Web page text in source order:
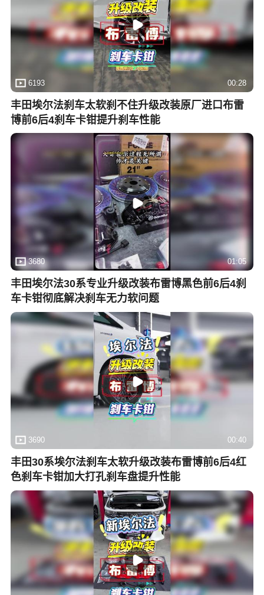
6193 00:28
丰田埃尔法刹车太软刹不住升级改装原厂进口布雷
博前6后4刹车卡钳提升刹车性能
3680 01:05
丰田埃尔法30系专业升级改装布雷博黑色前6后4刹
车卡钳彻底解决刹车无力软问题
3690 00:40
丰田30系埃尔法刹车太软升级改装布雷博前6后4红
色刹车卡钳加大打孔刹车盘提升性能